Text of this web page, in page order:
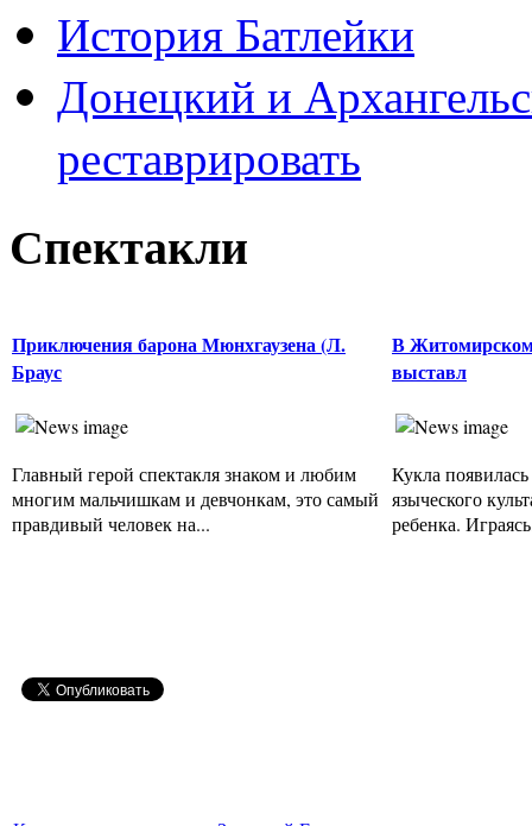
История Батлейки
Донецкий и
реставрировать
Спектакли
Приключения барона Мюнхгаузена (Л.
Браус
Главный герой спектакля знаком и любим
многим мальчишкам и девчонкам, это самый
правдивый человек на...
В
выставл
Кукла
языческого
ребенка.